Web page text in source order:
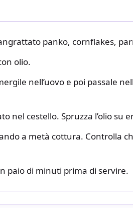
panko, cornflakes,
olio.
nell’uovo e poi passale
nel cestello. Spruzza l’olio su
a metà cottura. Controlla
paio di minuti prima di servire.